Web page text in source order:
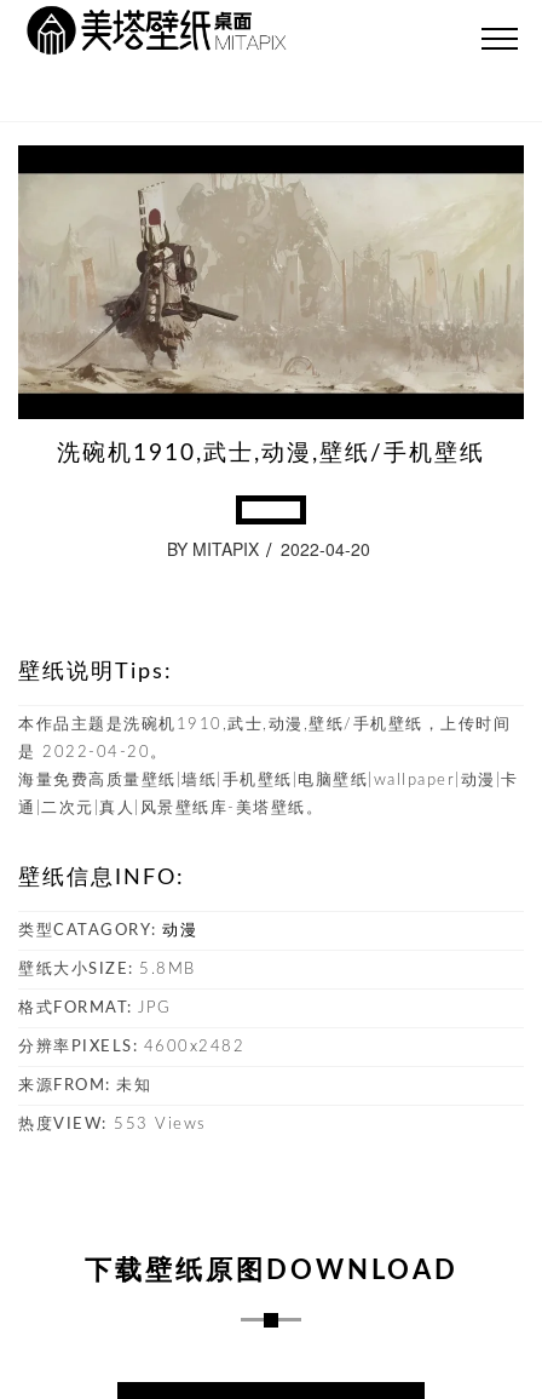
洗碗机1910,武士,动漫,壁纸/手机壁纸
BY MITAPIX 2022-04-20
壁纸说明Tips:
本作品主题是洗碗机1910,武士,动漫,壁纸/手机壁纸，上传时间
是 2022-04-20。
海量免费高质量壁纸|墙纸|手机壁纸|电脑壁纸|wallpaper|动漫|卡
通|二次元|真人|风景壁纸库-美塔壁纸。
壁纸信息INFO:
类型CATAGORY: 动漫
壁纸大小SIZE: 5.8MB
格式FORMAT: JPG
分辨率PIXELS: 4600x2482
来源FROM: 未知
热度VIEW: 553 Views
下载壁纸原图DOWNLOAD